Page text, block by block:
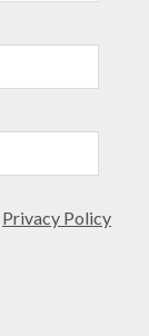
Privacy Policy